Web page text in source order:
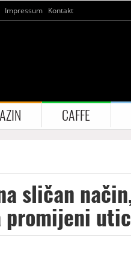
Impressum Kontakt
CAFFE
sličan
promijeni